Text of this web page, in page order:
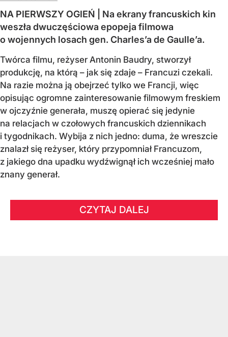
NA PIERWSZY OGIEŃ | Na ekrany francuskich kin
weszła dwuczęściowa epopeja filmowa
o wojennych losach gen. Charles’a de Gaulle’a.
Twórca filmu, reżyser Antonin Baudry, stworzył
produkcję, na którą – jak się zdaje – Francuzi czekali.
Na razie można ją obejrzeć tylko we Francji, więc
opisując ogromne zainteresowanie filmowym freskiem
w ojczyźnie generała, muszę opierać się jedynie
na relacjach w czołowych francuskich dziennikach
i tygodnikach. Wybija z nich jedno: duma, że wreszcie
znalazł się reżyser, który przypomniał Francuzom,
z jakiego dna upadku wydźwignął ich wcześniej mało
znany generał.
CZYTAJ DALEJ